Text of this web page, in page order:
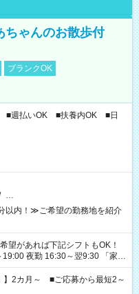
ちゃんのお散歩付
ブランクOK
■週払いOK ■扶養内OK ■日
…
以内！≫ご希望の勤務地を紹介
夜勤 16:30～翌9:30 「家族
持って夕飯の準備がしたい」
など、ご希望を教えてください
】2カ月～ ■ご応募から最短2～